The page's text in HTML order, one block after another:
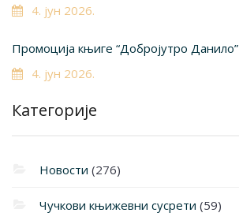
4. јун 2026.
Промоција књиге “Добројутро Данило”
4. јун 2026.
Категорије
Новости (276)
Чучкови књижевни сусрети (59)